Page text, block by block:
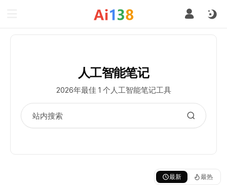
人工智能笔记
2026年最佳 1 个人工智能笔记工具
最新 最热